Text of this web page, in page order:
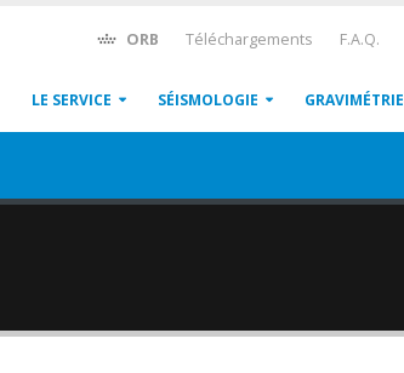
ORB Téléchargements F.A.Q.
LE SERVICE SÉISMOLOGIE GRAVIMÉTRIE